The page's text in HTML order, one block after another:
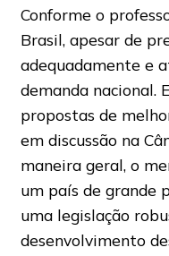
Conforme o
Brasil, apesar de
adequadamente e
demanda nacional.
propostas de
em discussão na
maneira geral, o
um país de grande
uma legislação
desenvolvimento